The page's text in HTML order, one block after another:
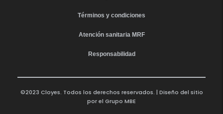
Términos y condiciones
Atención sanitaria MRF
Responsabilidad
©2023 Cloyes. Todos los derechos reservados. | Diseño del sitio
por el Grupo MBE